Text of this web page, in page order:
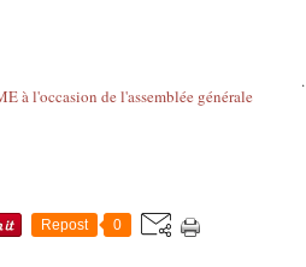
.
Repost 0